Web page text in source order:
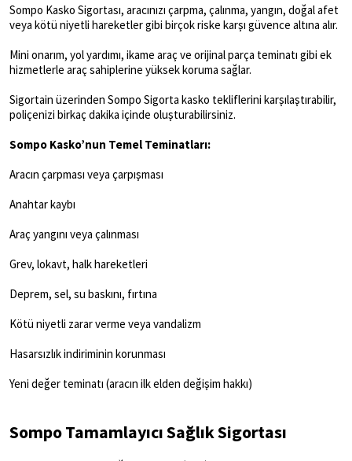
Sompo Kasko Sigortası, aracınızı çarpma, çalınma, yangın, doğal afet
veya kötü niyetli hareketler gibi birçok riske karşı güvence altına alır.
Mini onarım, yol yardımı, ikame araç ve orijinal parça teminatı gibi ek
hizmetlerle araç sahiplerine yüksek koruma sağlar.
Sigortain üzerinden Sompo Sigorta kasko tekliflerini karşılaştırabilir,
poliçenizi birkaç dakika içinde oluşturabilirsiniz.
Sompo Kasko’nun Temel Teminatları:
Aracın çarpması veya çarpışması
Anahtar kaybı
Araç yangını veya çalınması
Grev, lokavt, halk hareketleri
Deprem, sel, su baskını, fırtına
Kötü niyetli zarar verme veya vandalizm
Hasarsızlık indiriminin korunması
Yeni değer teminatı (aracın ilk elden değişim hakkı)
Sompo Tamamlayıcı Sağlık Sigortası